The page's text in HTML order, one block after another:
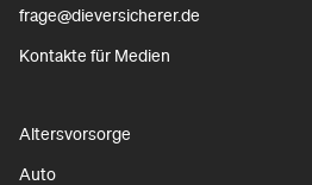
frage@dieversicherer.de
Kontakte für Medien
Altersvorsorge
Auto